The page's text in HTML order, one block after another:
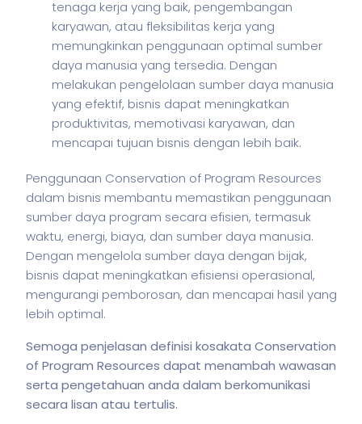
tenaga kerja yang baik, pengembangan
karyawan, atau fleksibilitas kerja yang
memungkinkan penggunaan optimal sumber
daya manusia yang tersedia. Dengan
melakukan pengelolaan sumber daya manusia
yang efektif, bisnis dapat meningkatkan
produktivitas, memotivasi karyawan, dan
mencapai tujuan bisnis dengan lebih baik.
Penggunaan Conservation of Program Resources
dalam bisnis membantu memastikan penggunaan
sumber daya program secara efisien, termasuk
waktu, energi, biaya, dan sumber daya manusia.
Dengan mengelola sumber daya dengan bijak,
bisnis dapat meningkatkan efisiensi operasional,
mengurangi pemborosan, dan mencapai hasil yang
lebih optimal.
Semoga penjelasan definisi kosakata Conservation
of Program Resources dapat menambah wawasan
serta pengetahuan anda dalam berkomunikasi
secara lisan atau tertulis.